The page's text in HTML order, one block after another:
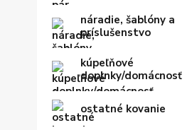
náradie, šablóny a
príslušenstvo
kúpeľňové
doplnky/domácnosť
ostatné kovanie